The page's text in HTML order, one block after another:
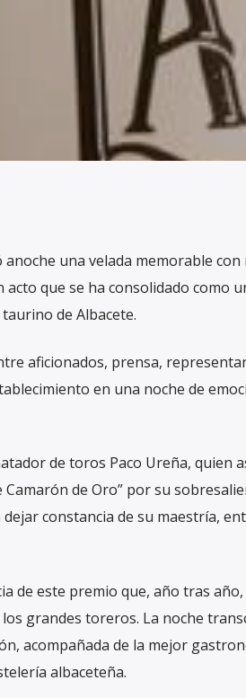
una velada memorable
que se ha consolidado como
de Albacete.
aficionados, prensa,
en una noche de
de toros Paco Ureña, quien
de Oro” por su
constancia de su maestría,
de este premio que, año tras
grandes toreros. La noche
acompañada de la mejor
albaceteña.